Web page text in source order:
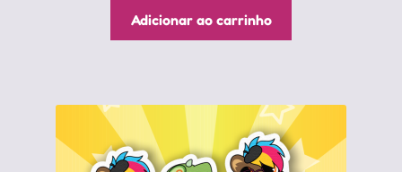
Adicionar ao carrinho